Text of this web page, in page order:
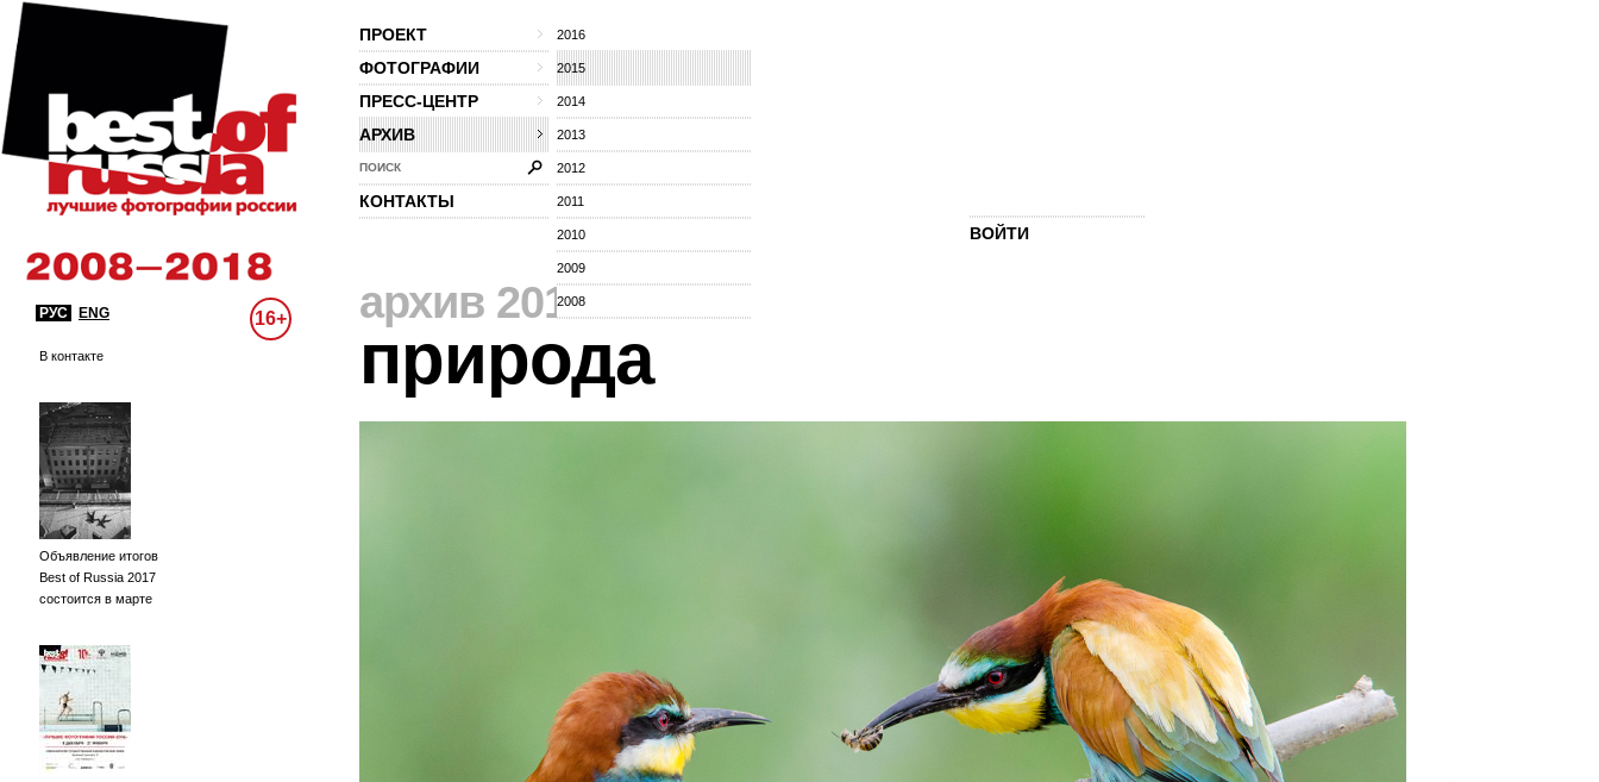
ПРОЕКТ
ФОТОГРАФИИ
ПРЕСС-ЦЕНТР
АРХИВ
2016
2015
2014
2013
2012
2011
2010
2009
2008
ПОИСК
КОНТАКТЫ
ВОЙТИ
РУС ENG 16+
В контакте
Объявление итогов
Best of Russia 2017
состоится в марте
архив 2015⁄
природа